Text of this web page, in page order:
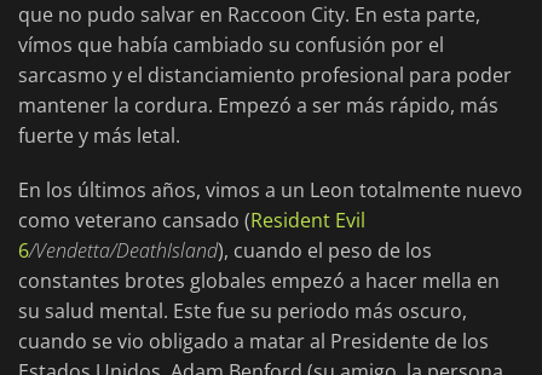
que no pudo salvar en Raccoon City. En esta parte,
vímos que había cambiado su confusión por el
sarcasmo y el distanciamiento profesional para poder
mantener la cordura. Empezó a ser más rápido, más
fuerte y más letal.
En los últimos años, vimos a un Leon totalmente nuevo
como veterano cansado (Resident Evil
6/Vendetta/DeathIsland), cuando el peso de los
constantes brotes globales empezó a hacer mella en
su salud mental. Este fue su periodo más oscuro,
cuando se vio obligado a matar al Presidente de los